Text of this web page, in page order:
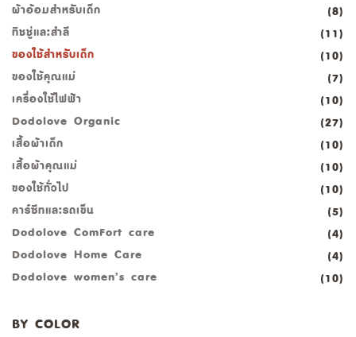
ผ้าอ้อมสำหรับเด็ก
(8)
ทิชชู่และสำลี
(11)
ของใช้สำหรับเด็ก
(10)
ของใช้คุณแม่
(7)
เครื่องใช้ไฟฟ้า
(10)
Dodolove Organic
(27)
เสื้อผ้าเด็ก
(10)
เสื้อผ้าคุณแม่
(10)
ของใช้ทั่วไป
(10)
คาร์ซีทและรถเข็น
(5)
Dodolove ComFort care
(4)
Dodolove Home Care
(4)
Dodolove women’s care
(10)
BY COLOR